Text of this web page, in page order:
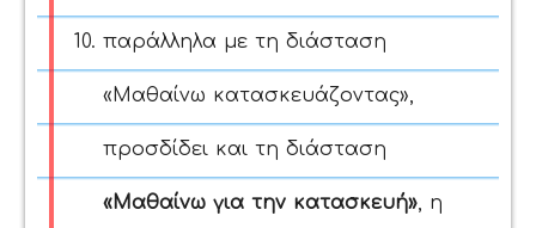
παράλληλα με τη διάσταση
«Μαθαίνω κατασκευάζοντας»,
προσδίδει και τη διάσταση
«Μαθαίνω για την κατασκευή», η